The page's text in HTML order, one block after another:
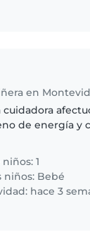
en
cuidadora
de energía y
1
niños: Bebé
hace 3